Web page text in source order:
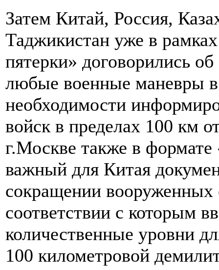
Затем Китай, Россия,
Таджикистан уже в
пятерки» договорились
любые военные маневры
необходимости
войск в пределах 100 км
г.Москве также в
важный для Китая
сокращении вооруженных
соответствии с которым
количественные уровни
100 километровой